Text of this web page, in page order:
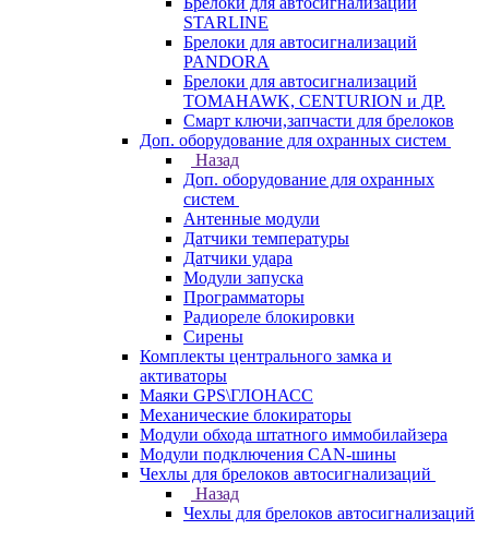
STARLINE
Брелоки для автосигнализаций
PANDORA
Брелоки для автосигнализаций
TOMAHAWK, CENTURION и ДР.
Смарт ключи,запчасти для брелоков
Доп. оборудование для охранных систем
Назад
Доп. оборудование для охранных
систем
Антенные модули
Датчики температуры
Датчики удара
Модули запуска
Программаторы
Радиореле блокировки
Сирены
Комплекты центрального замка и
активаторы
Маяки GPS\ГЛОНАСС
Механические блокираторы
Модули обхода штатного иммобилайзера
Модули подключения CAN-шины
Чехлы для брелоков автосигнализаций
Назад
Чехлы для брелоков автосигнализаций